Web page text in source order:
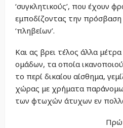
‘συγκλητικούς’, που έχουν
εμποδίζοντας την
‘πληβείων’.
Και ας βρει τέλος άλλα
ομάδων, τα οποία
το περί δικαίου αίσθημα,
χώρας με χρήματα
των φτωχών άτυχων εν